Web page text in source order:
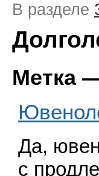
В разделе
Метка
Да,
с